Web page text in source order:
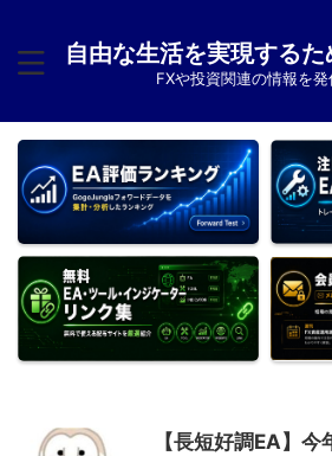
自由な生活を実現する
FXや投資関連の情報を発
【長短好調EA】